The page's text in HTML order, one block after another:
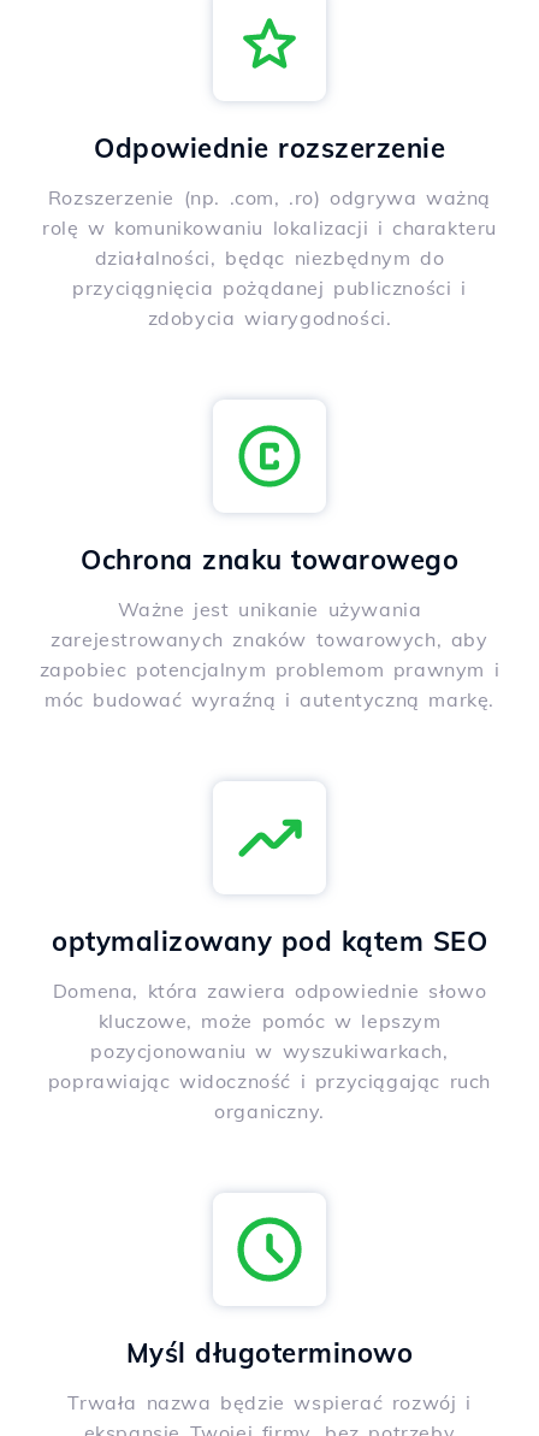
Odpowiednie rozszerzenie
Rozszerzenie (np. .com, .ro) odgrywa ważną
rolę w komunikowaniu lokalizacji i charakteru
działalności, będąc niezbędnym do
przyciągnięcia pożądanej publiczności i
zdobycia wiarygodności.
Ochrona znaku towarowego
Ważne jest unikanie używania
zarejestrowanych znaków towarowych, aby
zapobiec potencjalnym problemom prawnym i
móc budować wyraźną i autentyczną markę.
optymalizowany pod kątem SEO
Domena, która zawiera odpowiednie słowo
kluczowe, może pomóc w lepszym
pozycjonowaniu w wyszukiwarkach,
poprawiając widoczność i przyciągając ruch
organiczny.
Myśl długoterminowo
Trwała nazwa będzie wspierać rozwój i